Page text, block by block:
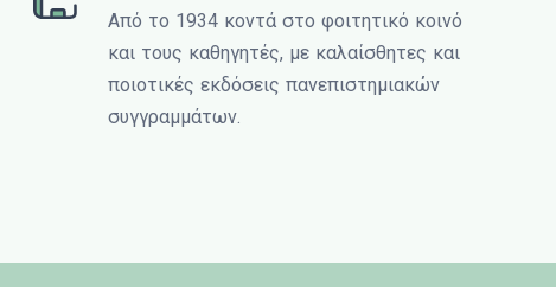
Από το 1934 κοντά στο φοιτητικό κοινό
και τους καθηγητές, με καλαίσθητες και
ποιοτικές εκδόσεις πανεπιστημιακών
συγγραμμάτων.